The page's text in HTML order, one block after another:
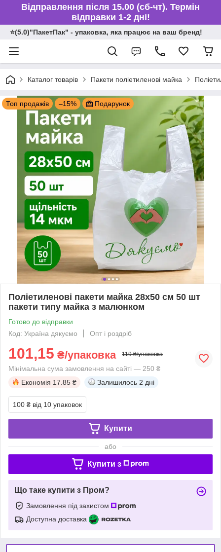
Відправлення після 15.00 (сб-чт). Термін
відправки 1-2 дні!
⭐️(5.0)"ПакетПак" - упаковка, яка працює на ваш бренд!
Каталог товарів Пакети поліетиленові майка
Топ продажів –15% Подарунок
Поліетиленові пакети майка 28x50 см 50 шт
пакети типу майка з малюнком
Готово до відправки
Код: Україна дякуємо
Опт і роздріб
101,15 ₴/упаковка 119 ₴/упаковка
Мінімальна сума замовлення на сайті — 250 ₴
Економія 17.85 ₴ Залишилось 2 дні
100 ₴ від 10 упаковок
Купити
або
Купити з
Що таке купити з Пром?
Замовлення під захистом
Доступна доставка